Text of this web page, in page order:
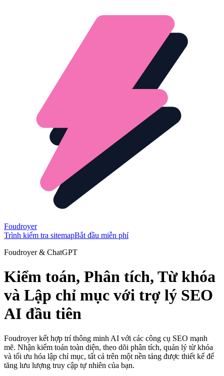
Foudroyer
Trình kiểm tra sitemapBắt đầu miễn phí
Foudroyer & ChatGPT
Kiểm toán, Phân tích, Từ khóa
và Lập chỉ mục với trợ lý SEO
AI đầu tiên
Foudroyer kết hợp trí thông minh AI với các công cụ SEO mạnh
mẽ. Nhận kiểm toán toàn diện, theo dõi phân tích, quản lý từ khóa
và tối ưu hóa lập chỉ mục, tất cả trên một nền tảng được thiết kế để
tăng lưu lượng truy cập tự nhiên của bạn.